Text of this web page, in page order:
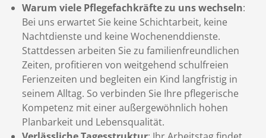
Warum viele Pflegefachkräfte zu uns wechseln:
Bei uns erwartet Sie keine Schichtarbeit, keine
Nachtdienste und keine Wochenenddienste.
Stattdessen arbeiten Sie zu familienfreundlichen
Zeiten, profitieren von weitgehend schulfreien
Ferienzeiten und begleiten ein Kind langfristig in
seinem Alltag. So verbinden Sie Ihre pflegerische
Kompetenz mit einer außergewöhnlich hohen
Planbarkeit und Lebensqualität.